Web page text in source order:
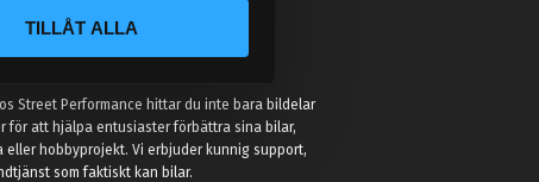
TILLÅT ALLA
Street Performance hittar du inte bara bildelar
för att hjälpa entusiaster förbättra sina bilar,
hobbyprojekt. Vi erbjuder kunnig support,
som faktiskt kan bilar.